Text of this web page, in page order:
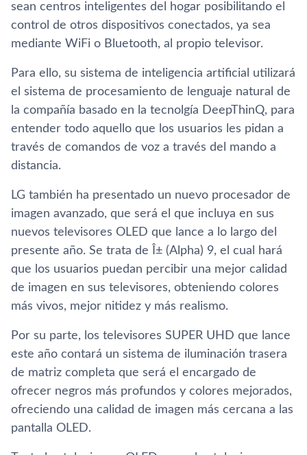
sean centros inteligentes del hogar posibilitando el
control de otros dispositivos conectados, ya sea
mediante WiFi o Bluetooth, al propio televisor.
Para ello, su sistema de inteligencia artificial utilizará
el sistema de procesamiento de lenguaje natural de
la compañí­a basado en la tecnolgí­a DeepThinQ, para
entender todo aquello que los usuarios les pidan a
través de comandos de voz a través del mando a
distancia.
LG también ha presentado un nuevo procesador de
imagen avanzado, que será el que incluya en sus
nuevos televisores OLED que lance a lo largo del
presente año. Se trata de Î± (Alpha) 9, el cual hará
que los usuarios puedan percibir una mejor calidad
de imagen en sus televisores, obteniendo colores
más vivos, mejor nitidez y más realismo.
Por su parte, los televisores SUPER UHD que lance
este año contará un sistema de iluminación trasera
de matriz completa que será el encargado de
ofrecer negros más profundos y colores mejorados,
ofreciendo una calidad de imagen más cercana a las
pantalla OLED.